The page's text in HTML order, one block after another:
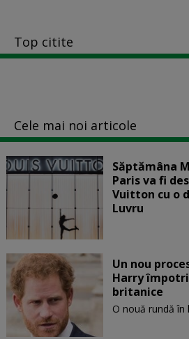
Top citite
Cele mai noi articole
Săptămâna
Paris va fi
Vuitton cu o
Luvru
Un nou
Harry
britanice
O nouă rundă în